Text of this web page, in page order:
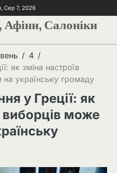
Сер 7, 2026
Афіни, Салоніки
4
як зміна настроїв
українську громаду
у Греції: як
виборців може